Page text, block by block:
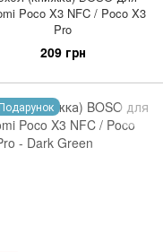
Poco X3 NFC / Poco X3
Pro
209 грн
Подарунок